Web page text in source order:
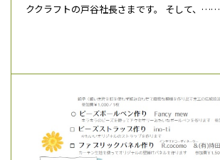
ククラフトの戸谷社長さまです。 そして、……